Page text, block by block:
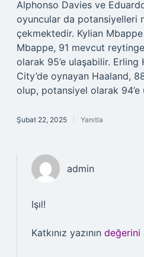
Alphonso Davies ve
oyuncular da potansiyelleri
çekmektedir. Kylian Mbappe
Mbappe, 91 mevcut
olarak 95’e ulaşabilir.
City’de oynayan Haaland,
olup, potansiyel olarak 94’e
Şubat 22, 2025 Yanıtla
admin
Işıl!
Katkınız yazının değerini